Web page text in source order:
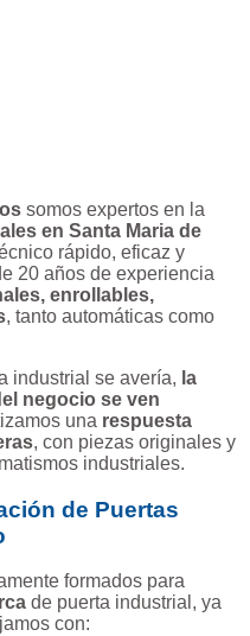
somos expertos en la
en Santa Maria de
rápido, eficaz y
20 años de experiencia
enrollables,
, tanto automáticas como
industrial se avería, la
negocio se ven
una respuesta
, con piezas originales y
industriales.
de Puertas
formados para
de puerta industrial, ya
con: